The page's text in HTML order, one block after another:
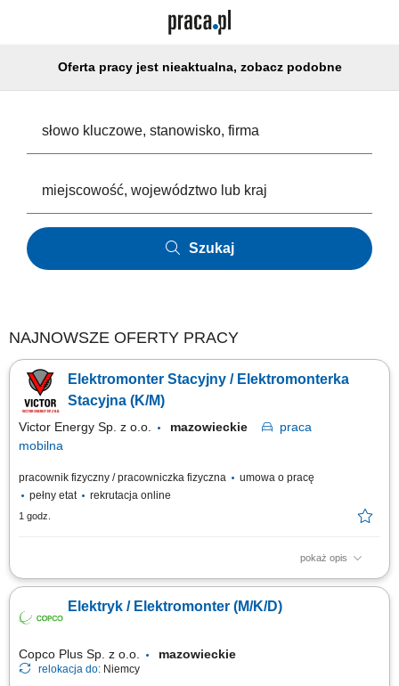
Oferta pracy jest nieaktualna, zobacz podobne
Szukaj
NAJNOWSZE OFERTY PRACY
Elektromonter Stacyjny / Elektromonterka
Stacyjna (K/M)
Victor Energy Sp. z o.o. mazowieckie
praca
mobilna
pracownik fizyczny / pracowniczka fizyczna
umowa o pracę
pełny etat
rekrutacja online
1 godz.
pokaż opis
praca mobilna na terenie całego kraju Zakres obowiązków: Prace
Elektryk / Elektromonter (M/K/D)
Copco Plus Sp. z o.o. mazowieckie
relokacja do: Niemcy